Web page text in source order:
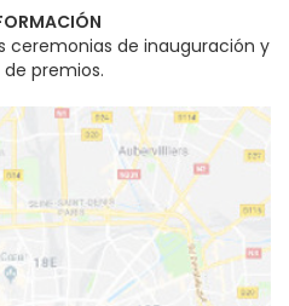
ceremonias de inauguración y
premios.